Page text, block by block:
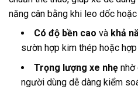
năng cân bằng khi leo dốc
Có độ bền cao và khả
sườn hợp kim thép hoặc
Trọng lượng xe nhẹnhờ
người dùng dễ dàng kiểm